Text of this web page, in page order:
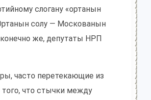
слогану «ортанын
солу — Москованын
же, депутаты НРП
часто перетекающие из
что стычки между